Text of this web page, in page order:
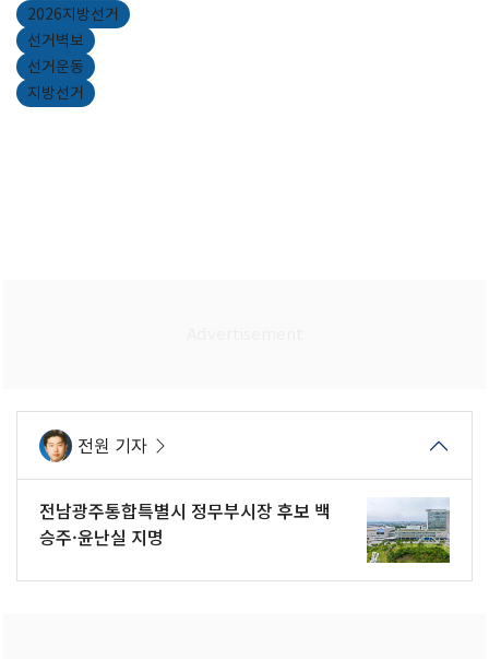
2026지방선거
선거벽보
선거운동
지방선거
전원 기자
전남광주통합특별시 정무부시장 후보 백
승주·윤난실 지명